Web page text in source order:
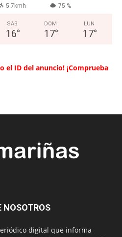
5.7kmh 75 %
SAB
16°
DOM
17°
LUN
17°
el ID del anuncio! ¡Comprueba
NOSOTROS
digital que informa